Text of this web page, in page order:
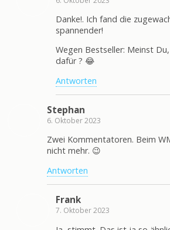
Danke!. Ich fand die
spannender!
Wegen Bestseller: Meinst
dafür ? 😂
Antworten
Stephan
6. Oktober 2023
Zwei Kommentatoren. Beim
nicht mehr. 😉
Antworten
Frank
7. Oktober 2023